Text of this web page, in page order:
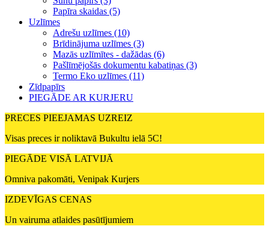
Papīra skaidas (5)
Uzlīmes
Adrešu uzlīmes (10)
Brīdinājuma uzlīmes (3)
Mazās uzlīmītes - dažādas (6)
Pašlīmējošās dokumentu kabatiņas (3)
Termo Eko uzlīmes (11)
Zīdpapīrs
PIEGĀDE AR KURJERU
PRECES PIEEJAMAS UZREIZ
Visas preces ir noliktavā Bukultu ielā 5C!
PIEGĀDE VISĀ LATVIJĀ
Omniva pakomāti, Venipak Kurjers
IZDEVĪGAS CENAS
Un vairuma atlaides pasūtījumiem